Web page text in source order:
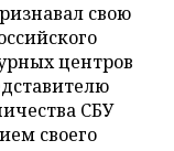
свою
центров
СБУ
своего